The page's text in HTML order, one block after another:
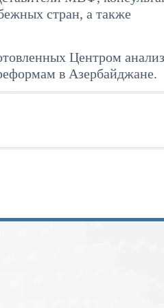
стран, а также
Центром
в Азербайджане.